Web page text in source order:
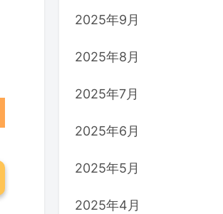
2025年9月
2025年8月
2025年7月
2025年6月
2025年5月
2025年4月